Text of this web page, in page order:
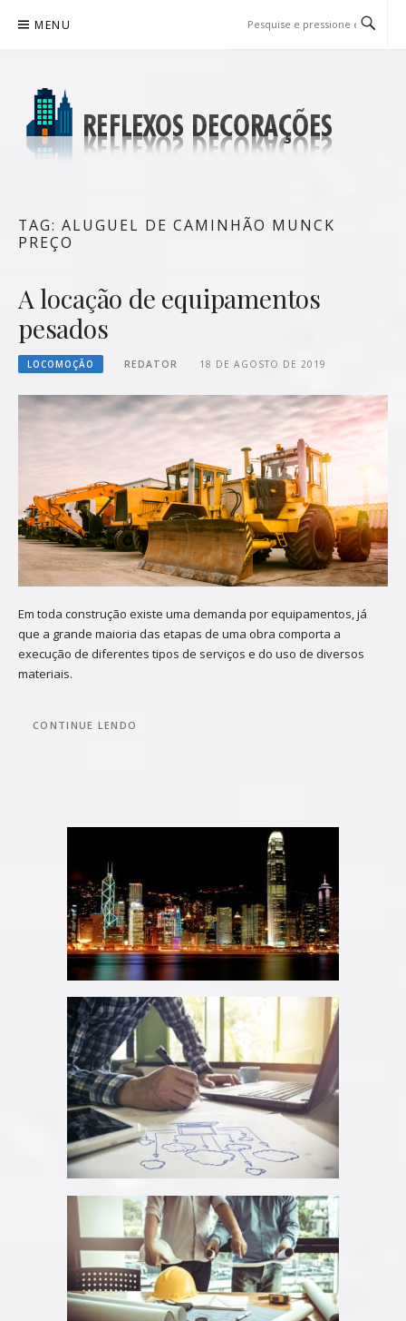
para
MENU
TAG: ALUGUEL DE CAMINHÃO MUNCK
PREÇO
A locação de equipamentos
pesados
LOCOMOÇÃO REDATOR 18 DE AGOSTO DE 2019
Em toda construção existe uma demanda por equipamentos, já
que a grande maioria das etapas de uma obra comporta a
execução de diferentes tipos de serviços e do uso de diversos
materiais.
CONTINUE LENDO